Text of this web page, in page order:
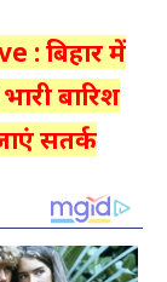
: बिहार में
बारिश
सतर्क